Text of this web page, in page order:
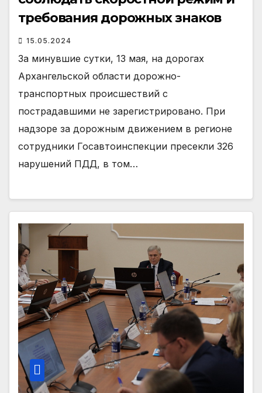
требования дорожных знаков
15.05.2024
За минувшие сутки, 13 мая, на дорогах
Архангельской области дорожно-
транспортных происшествий с
пострадавшими не зарегистрировано. При
надзоре за дорожным движением в регионе
сотрудники Госавтоинспекции пресекли 326
нарушений ПДД, в том…